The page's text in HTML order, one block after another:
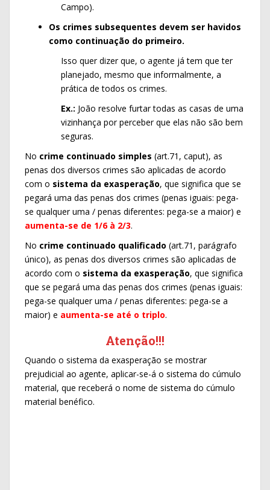
Campo).
Os crimes subsequentes devem ser havidos
como continuação do primeiro.
Isso quer dizer que, o agente já tem que ter
planejado, mesmo que informalmente, a
prática de todos os crimes.
Ex.: João resolve furtar todas as casas de uma
vizinhança por perceber que elas não são bem
seguras.
No crime continuado simples (art.71, caput), as
penas dos diversos crimes são aplicadas de acordo
com o sistema da exasperação, que significa que se
pegará uma das penas dos crimes (penas iguais: pega-
se qualquer uma / penas diferentes: pega-se a maior) e
aumenta-se de 1/6 à 2/3.
No crime continuado qualificado (art.71, parágrafo
único), as penas dos diversos crimes são aplicadas de
acordo com o sistema da exasperação, que significa
que se pegará uma das penas dos crimes (penas iguais:
pega-se qualquer uma / penas diferentes: pega-se a
maior) e aumenta-se até o triplo.
Atenção!!!
Quando o sistema da exasperação se mostrar
prejudicial ao agente, aplicar-se-á o sistema do cúmulo
material, que receberá o nome de sistema do cúmulo
material benéfico.